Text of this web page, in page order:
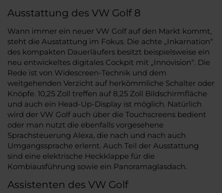
Ausstattung des VW Golf 8
Wann immer ein neuer VW Golf auf den Markt kommt,
steht die Ausstattung im Fokus. Die achte „Inkarnation“
des kompakten Dauerläufers besitzt beispielsweise ein
neu entwickeltes digitales Cockpit mit „Innovision“. Die
Rede ist von Widescreen-Technik und dem
weitgehenden Verzicht auf herkömmliche Schalter oder
Knöpfe. 10,25 Zoll treffen auf 8,25 Zoll Bildschirmfläche
und auch ein Head-Up-Display ist möglich. Natürlich
wird der VW Golf auch über die Touchscreens bedient
oder man nutzt die ebenfalls vorgesehene
Sprachsteuerung Alexa, die nach und nach auch
Umgangssprache erlernt. Auch Teil der Ausstattung
sind eine elektrische Heckklappe für die
Kombiausführung sowie ein Panoramaglasdach.
Assistenten des VW Golf